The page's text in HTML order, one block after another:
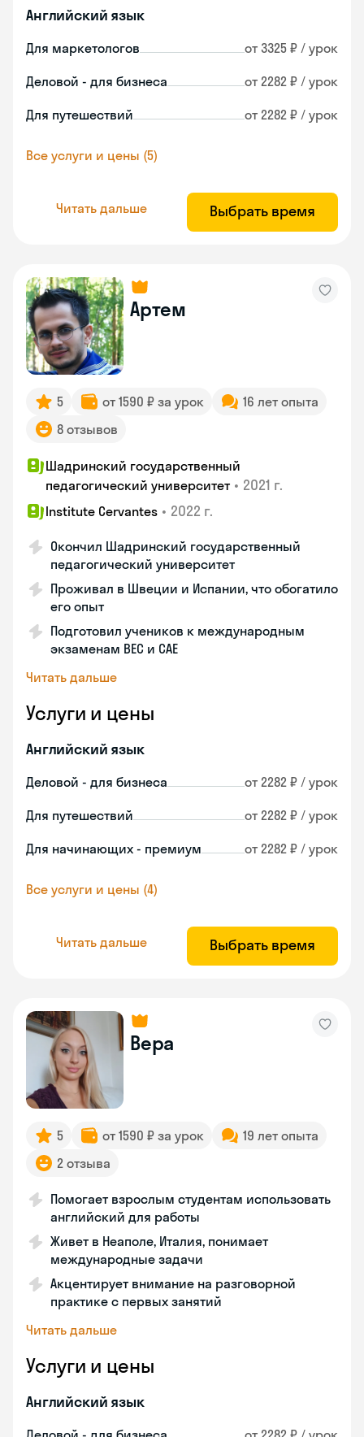
Английский язык
Для маркетологов от 3325 ₽ / урок
Деловой - для бизнеса от 2282 ₽ / урок
Для путешествий от 2282 ₽ / урок
Все услуги и цены (5)
Читать дальше Выбрать время
Артем
5 от 1590 ₽ за урок
16 лет опыта
8 отзывов
Шадринский государственный
педагогический университет • 2021 г.
Institute Cervantes • 2022 г.
Окончил Шадринский государственный
педагогический университет
Проживал в Швеции и Испании, что обогатило
его опыт
Подготовил учеников к международным
экзаменам BEC и CAE
Читать дальше
Услуги и цены
Английский язык
Деловой - для бизнеса от 2282 ₽ / урок
Для путешествий от 2282 ₽ / урок
Для начинающих - премиум от 2282 ₽ / урок
Все услуги и цены (4)
Читать дальше Выбрать время
Вера
5 от 1590 ₽ за урок
19 лет опыта
2 отзыва
Помогает взрослым студентам использовать
английский для работы
Живет в Неаполе, Италия, понимает
международные задачи
Акцентирует внимание на разговорной
практике с первых занятий
Читать дальше
Услуги и цены
Английский язык